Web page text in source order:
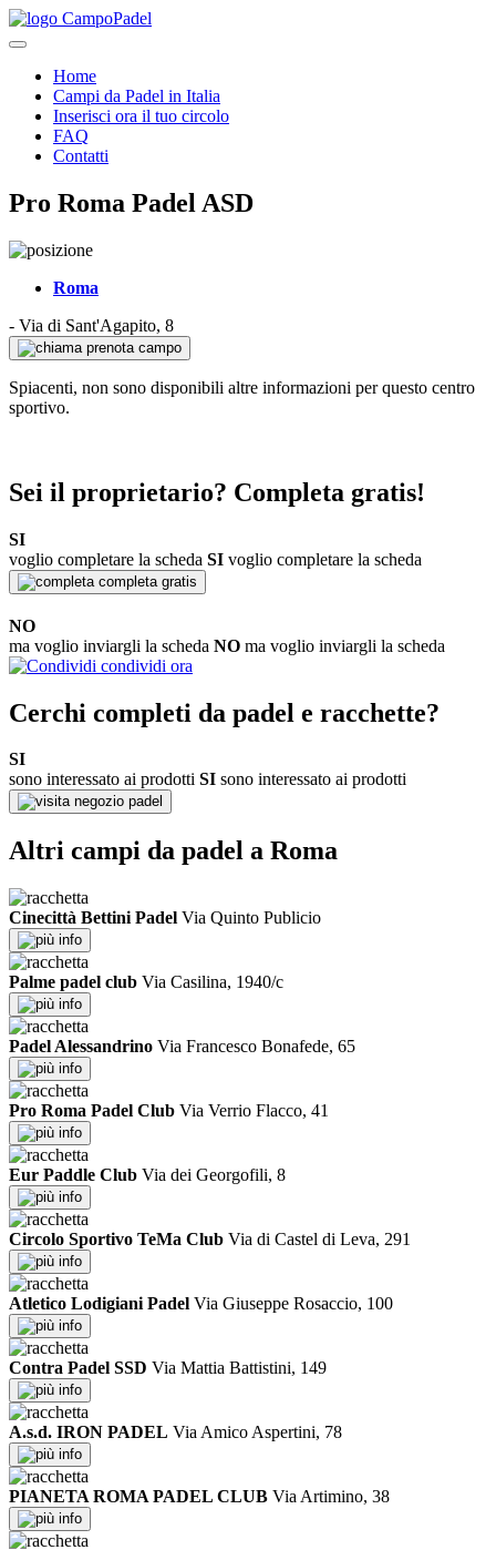
Home
Campi da Padel in Italia
Inserisci ora il tuo circolo
FAQ
Contatti
Pro Roma Padel ASD
Roma
- Via di Sant'Agapito, 8
prenota campo
Spiacenti, non sono disponibili altre informazioni per questo centro
sportivo.
Sei il proprietario? Completa gratis!
SI
voglio completare la scheda SI voglio completare la scheda
completa gratis
NO
ma voglio inviargli la scheda NO ma voglio inviargli la scheda
condividi ora
Cerchi completi da padel e racchette?
SI
sono interessato ai prodotti SI sono interessato ai prodotti
negozio padel
Altri campi da padel a Roma
Cinecittà Bettini Padel Via Quinto Publicio
info
Palme padel club Via Casilina, 1940/c
info
Padel Alessandrino Via Francesco Bonafede, 65
info
Pro Roma Padel Club Via Verrio Flacco, 41
info
Eur Paddle Club Via dei Georgofili, 8
info
Circolo Sportivo TeMa Club Via di Castel di Leva, 291
info
Atletico Lodigiani Padel Via Giuseppe Rosaccio, 100
info
Contra Padel SSD Via Mattia Battistini, 149
info
A.s.d. IRON PADEL Via Amico Aspertini, 78
info
PIANETA ROMA PADEL CLUB Via Artimino, 38
info